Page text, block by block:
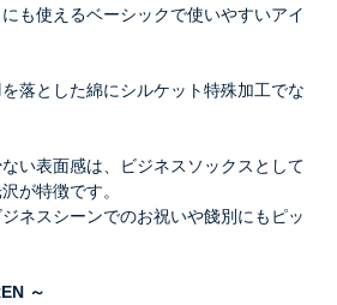
も使えるベーシックで使いやすいアイ
落とした綿にシルケット特殊加工でな
い表面感は、ビジネスソックスとして
が特徴です。
ネスシーンでのお祝いや餞別にもピッ
～